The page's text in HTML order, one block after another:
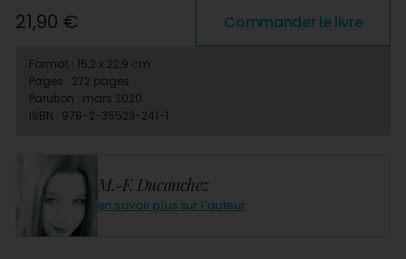
M.-F. Ducanchez
en savoir plus sur l'auteur
21,90 € Commander le livre
Format : 15,2 x 22,9 cm
Pages : 272 pages
Parution : mars 2020
ISBN : 978-2-35523-241-1